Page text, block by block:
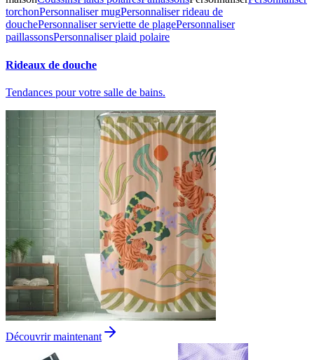
torchonPersonnaliser mugPersonnaliser rideau de
douchePersonnaliser serviette de plagePersonnaliser
paillassonsPersonnaliser plaid polaire
Rideaux de douche
Tendances pour votre salle de bains.
Découvrir maintenant